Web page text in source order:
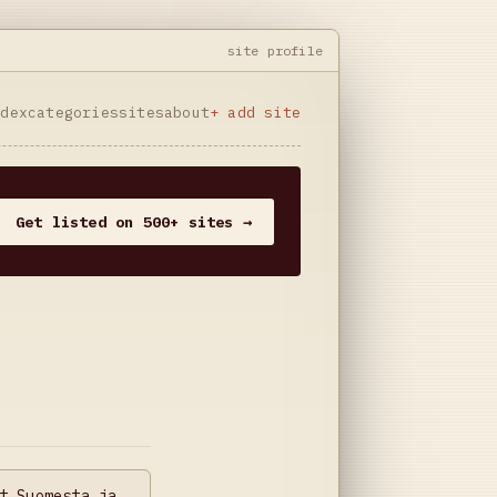
site profile
categoriessitesabout+ add site
Get listed on 500+ sites →